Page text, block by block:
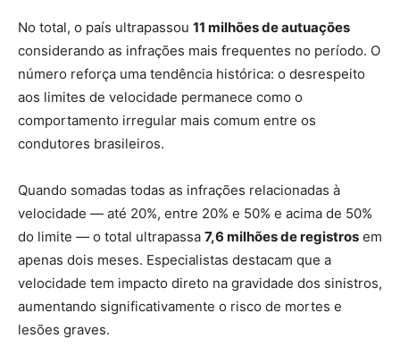
No total, o país ultrapassou 11 milhões de autuações
considerando as infrações mais frequentes no período. O
número reforça uma tendência histórica: o desrespeito
aos limites de velocidade permanece como o
comportamento irregular mais comum entre os
condutores brasileiros.
Quando somadas todas as infrações relacionadas à
velocidade — até 20%, entre 20% e 50% e acima de 50%
do limite — o total ultrapassa 7,6 milhões de registros em
apenas dois meses. Especialistas destacam que a
velocidade tem impacto direto na gravidade dos sinistros,
aumentando significativamente o risco de mortes e
lesões graves.